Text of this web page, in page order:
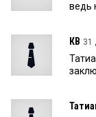
ведь
КВ 31